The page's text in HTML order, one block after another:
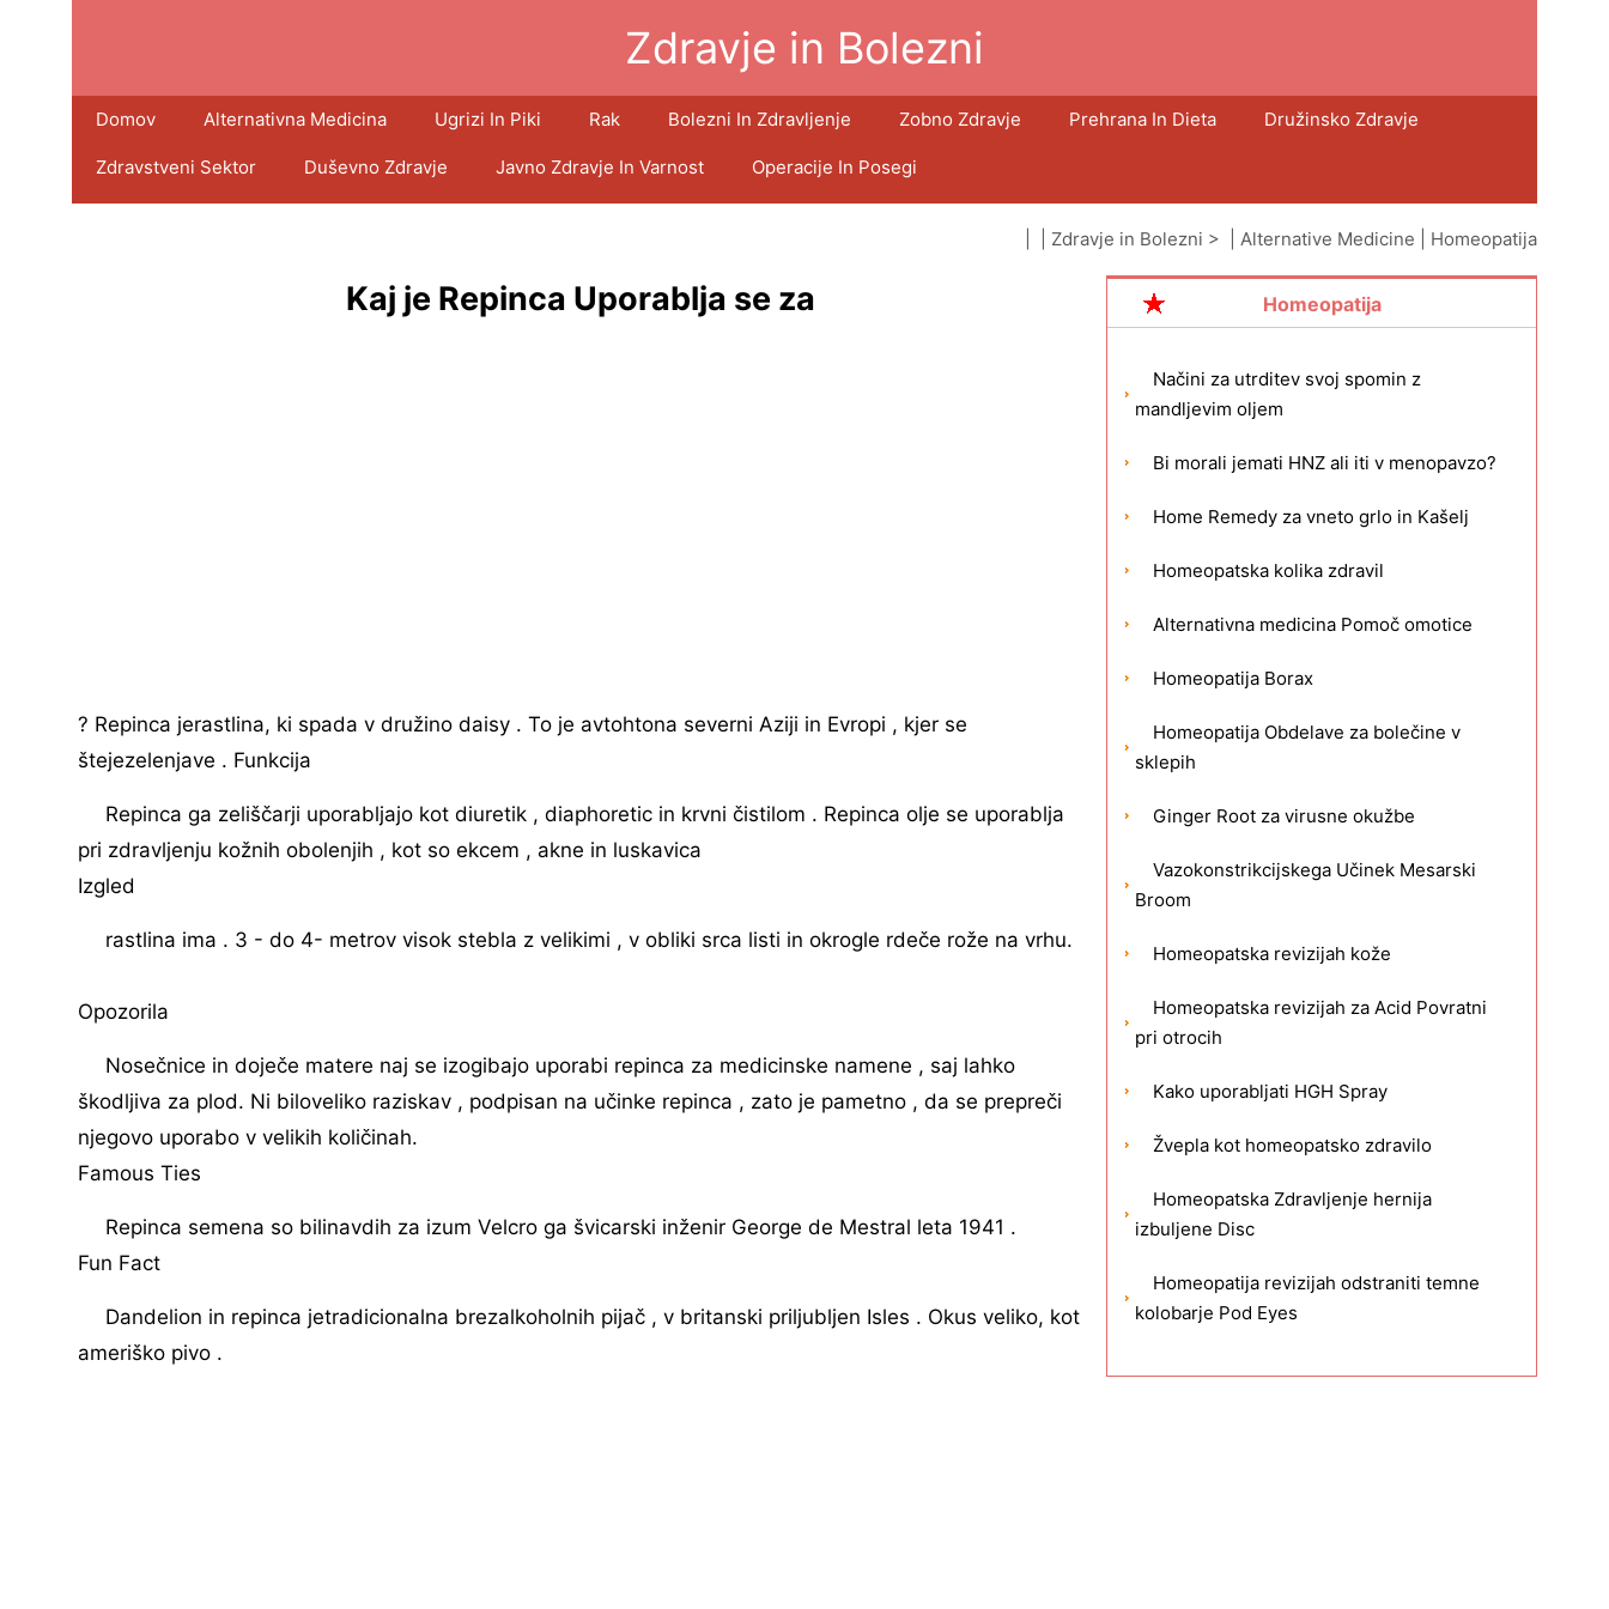
Zdravje in Bolezni
Domov Alternativna Medicina Ugrizi In Piki Rak Bolezni In Zdravljenje Zobno Zdravje Prehrana In Dieta Družinsko Zdravje
Zdravstveni Sektor Duševno Zdravje Javno Zdravje In Varnost Operacije In Posegi
Zdravje in Bolezni > | Alternative Medicine Homeopatija
Kaj je Repinca Uporablja se za
? Repinca jerastlina, ki spada v družino daisy . To je avtohtona severni Aziji in Evropi , kjer se
štejezelenjave . Funkcija
Repinca ga zeliščarji uporabljajo kot diuretik , diaphoretic in krvni čistilom . Repinca olje se uporablja
pri zdravljenju kožnih obolenjih , kot so ekcem , akne in luskavica
Izgled
rastlina ima . 3 - do 4- metrov visok stebla z velikimi , v obliki srca listi in okrogle rdeče rože na vrhu.
Opozorila
Nosečnice in doječe matere naj se izogibajo uporabi repinca za medicinske namene , saj lahko
škodljiva za plod. Ni biloveliko raziskav , podpisan na učinke repinca , zato je pametno , da se prepreči
njegovo uporabo v velikih količinah.
Famous Ties
Repinca semena so bilinavdih za izum Velcro ga švicarski inženir George de Mestral leta 1941 .
Fun Fact
Dandelion in repinca jetradicionalna brezalkoholnih pijač , v britanski priljubljen Isles . Okus veliko, kot
ameriško pivo .
Homeopatija
Načini za utrditev svoj ​​spomin z
mandljevim oljem
Bi morali jemati HNZ ali iti v menopavzo?
Home Remedy za vneto grlo in Kašelj
Homeopatska kolika zdravil
Alternativna medicina Pomoč omotice
Homeopatija Borax
Homeopatija Obdelave za bolečine v
sklepih
Ginger Root za virusne okužbe
Vazokonstrikcijskega Učinek Mesarski
Broom
Homeopatska revizijah kože
Homeopatska revizijah za Acid Povratni
pri otrocih
Kako uporabljati HGH Spray
Žvepla kot homeopatsko zdravilo
Homeopatska Zdravljenje hernija
izbuljene Disc
Homeopatija revizijah odstraniti temne
kolobarje Pod Eyes